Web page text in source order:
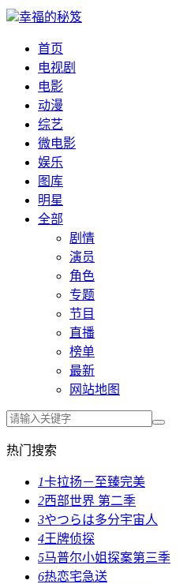
幸福的秘笈
首页
电视剧
电影
动漫
综艺
微电影
娱乐
图库
明星
全部
剧情
演员
角色
专题
节目
直播
榜单
最新
网站地图
热门搜索
1卡拉扬－至臻完美
2西部世界 第二季
3やつらは多分宇宙人
4王牌侦探
5马普尔小姐探案第三季
6热恋宅急送